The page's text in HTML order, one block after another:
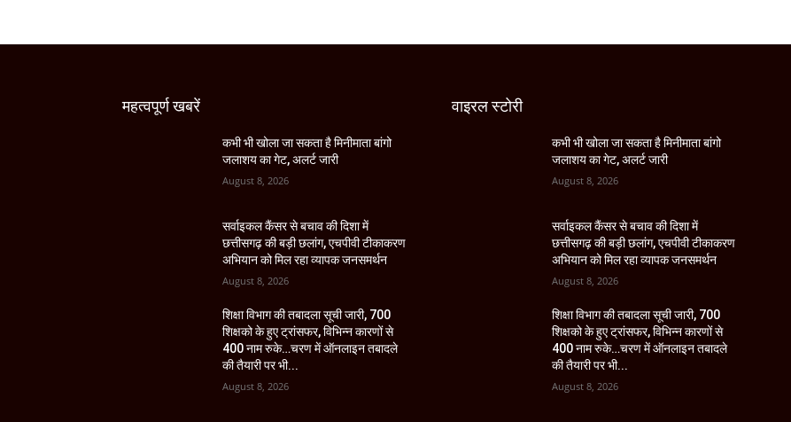
महत्वपूर्ण खबरें
कभी भी खोला जा सकता है मिनीमाता बांगो
जलाशय का गेट, अलर्ट जारी
August 8, 2026
सर्वाइकल कैंसर से बचाव की दिशा में
छत्तीसगढ़ की बड़ी छलांग, एचपीवी टीकाकरण
अभियान को मिल रहा व्यापक जनसमर्थन
August 8, 2026
शिक्षा विभाग की तबादला सूची जारी, 700
शिक्षको के हुए ट्रांसफर, विभिन्न कारणों से
400 नाम रुके…चरण में ऑनलाइन तबादले
की तैयारी पर भी...
August 8, 2026
वाइरल स्टोरी
कभी भी खोला जा सकता है मिनीमाता बांगो
जलाशय का गेट, अलर्ट जारी
August 8, 2026
सर्वाइकल कैंसर से बचाव की दिशा में
छत्तीसगढ़ की बड़ी छलांग, एचपीवी टीकाकरण
अभियान को मिल रहा व्यापक जनसमर्थन
August 8, 2026
शिक्षा विभाग की तबादला सूची जारी, 700
शिक्षको के हुए ट्रांसफर, विभिन्न कारणों से
400 नाम रुके…चरण में ऑनलाइन तबादले
की तैयारी पर भी...
August 8, 2026